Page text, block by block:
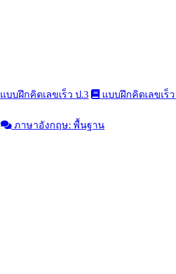
แบบฝึกคิดเลขเร็ว ป.3 แบบฝึกคิดเลขเร็
ภาษาอังกฤษ: พื้นฐาน